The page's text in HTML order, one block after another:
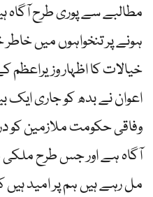
مطالبے سے پوری طرح آگاہ
ہونے پر تنخواہوں میں خاطر
خیالات کا اظہار
اعوان نے بدھ کو جاری ایک
وفاقی حکومت ملازمین
آگاہ ہے اور جس طرح
مل رہے ہیں ہم پر امید